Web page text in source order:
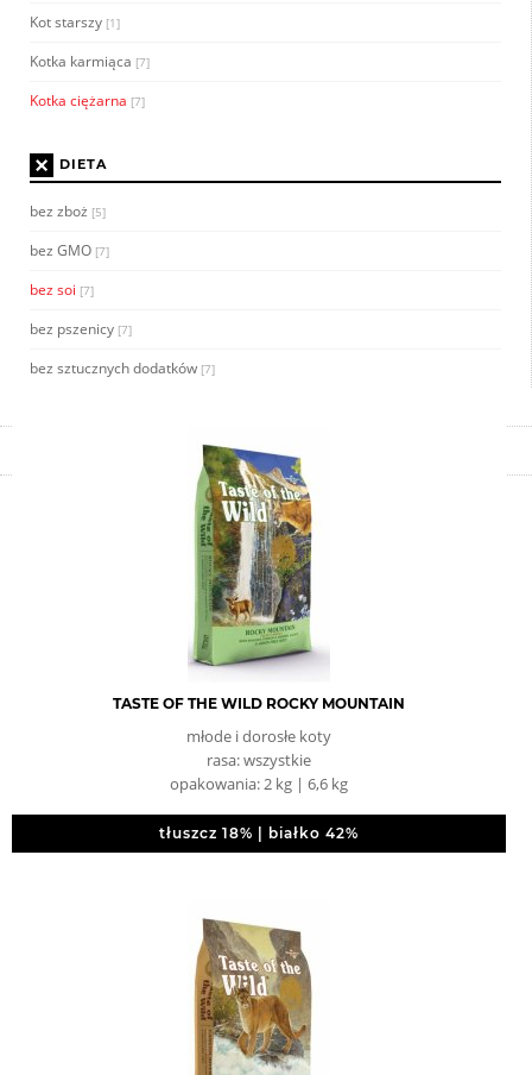
Kot starszy [1]
Kotka karmiąca [7]
Kotka ciężarna [7]
× DIETA
bez zboż [5]
bez GMO [7]
bez soi [7]
bez pszenicy [7]
bez sztucznych dodatków [7]
TASTE OF THE WILD ROCKY MOUNTAIN
młode i dorosłe koty
rasa: wszystkie
opakowania: 2 kg | 6,6 kg
tłuszcz 18% | białko 42%